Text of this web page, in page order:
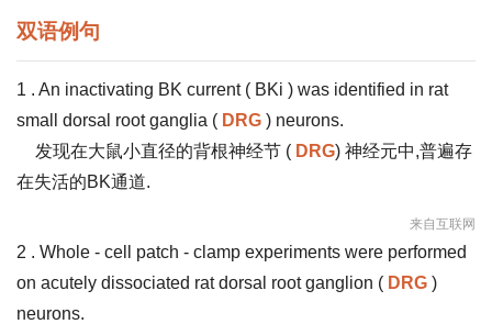
双语例句
1 . An inactivating BK current ( BKi ) was identified in rat
small dorsal root ganglia ( DRG ) neurons.
发现在大鼠小直径的背根神经节 ( DRG) 神经元中,普遍存
在失活的BK通道.
来自互联网
2 . Whole - cell patch - clamp experiments were performed
on acutely dissociated rat dorsal root ganglion ( DRG )
neurons.